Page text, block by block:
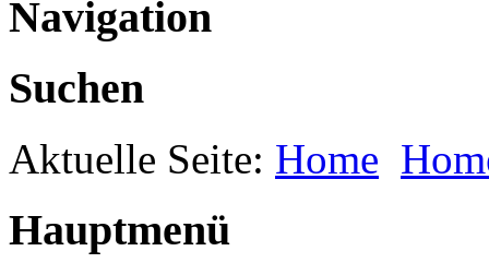
Navigation
Suchen
Aktuelle Seite: Home
Hauptmenü